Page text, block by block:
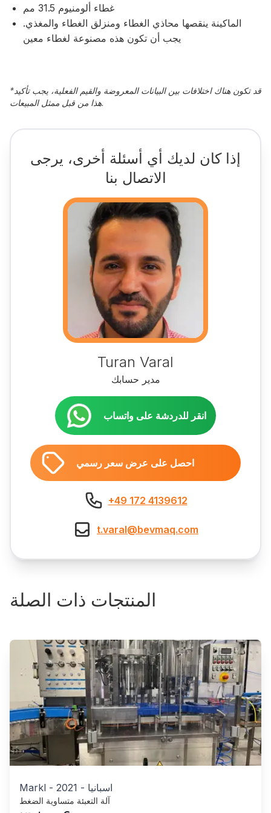
غطاء ألومنيوم 31.5 مم
الماكينة ينقصها محاذي الغطاء ومنزلق الغطاء والمغذي.
يجب أن تكون هذه مصنوعة لغطاء معين
*قد تكون هناك اختلافات بين البيانات المعروضة والقيم الفعلية، يجب تأكيد
هذا من قبل ممثل المبيعات.
إذا كان لديك أي أسئلة أخرى، يرجى
الاتصال بنا
Turan Varal
مدير حسابك
انقر للدردشة على واتساب
احصل على عرض سعر رسمي
+49 172 4139612
t.varal@bevmaq.com
المنتجات ذات الصلة
Markl - 2021 - اسبانيا
آلة التعبئة متساوية الضغط